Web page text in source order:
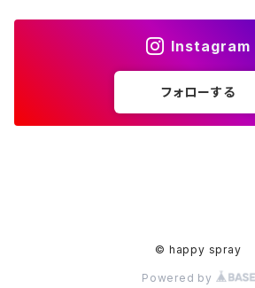
イヤリング
アクセサリー
ピアス
Instagram
フォローする
© happy spray
Powered by